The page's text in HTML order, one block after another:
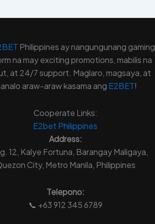
Philippines ay nangungunang gaming
na may exciting promotions, mabilis na
at 24/7 support. Maglaro, magsaya, at
araw-araw kasama ang E2BET!
Cooperate Links:
E2bet Philippines
Address:
12, Kalye Fortuna, Barangay Maligaya,
City, Metro Manila, Philippines
Telepono:
📞 +63 912 345 6789